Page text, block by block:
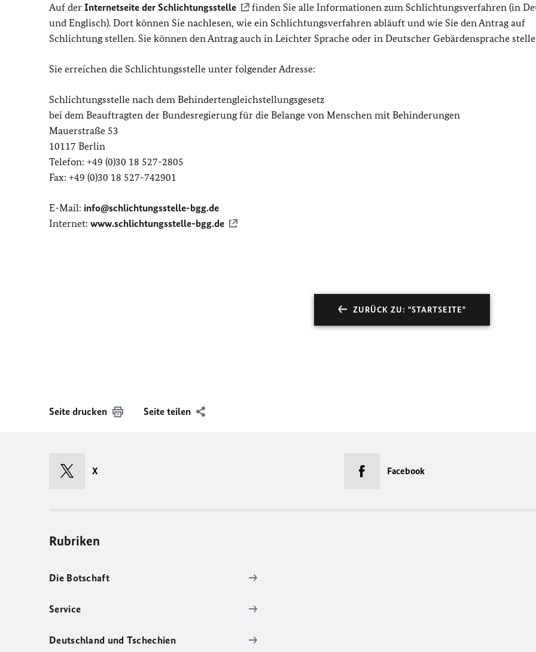
Auf der Internetseite der Schlichtungsstelle
finden Sie alle Informationen zum Schlichtungsverfahren (in
und Englisch). Dort können Sie nachlesen, wie ein Schlichtungsverfahren abläuft und wie Sie den Antrag auf
Schlichtung stellen. Sie können den Antrag auch in Leichter Sprache oder in Deutscher Gebärdensprache
Sie erreichen die Schlichtungsstelle unter folgender Adresse:
Schlichtungsstelle nach dem Behindertengleichstellungsgesetz
bei dem Beauftragten der Bundesregierung für die Belange von Menschen mit Behinderungen
Mauerstraße 53
10117 Berlin
Telefon: +49 (0)30 18 527-2805
Fax: +49 (0)30 18 527-742901
E-Mail: info@schlichtungsstelle-bgg.de
Internet: www.schlichtungsstelle-bgg.de
ZURÜCK ZU: "STARTSEITE"
Seite drucken Seite teilen
X Facebook
Rubriken
Die Botschaft
Service
Deutschland und Tschechien